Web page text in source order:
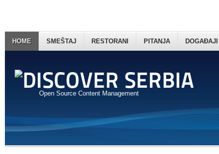
Open Source Content Management
HOME SMEŠTAJ RESTORANI PITANJA DOGAĐAJI